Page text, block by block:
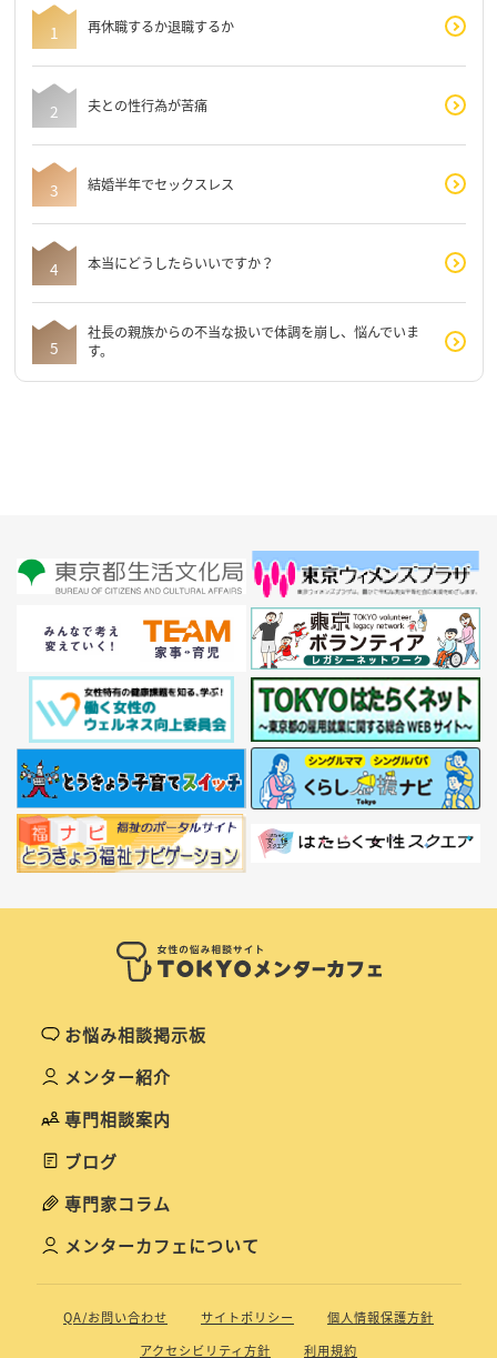
再休職するか退職するか
夫との性行為が苦痛
結婚半年でセックスレス
本当にどうしたらいいですか？
社長の親族からの不当な扱いで体調を崩し、悩んでいま
す。
お悩み相談掲示板
メンター紹介
専門相談案内
ブログ
専門家コラム
メンターカフェについて
QA/お問い合わせ サイトポリシー
個人情報保護方針
アクセシビリティ方針
利用規約